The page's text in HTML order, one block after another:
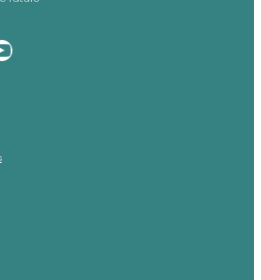
op Instagram
op